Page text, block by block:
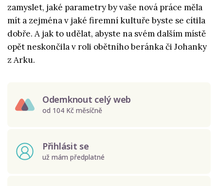
zamyslet, jaké parametry by vaše nová práce měla
mít a zejména v jaké firemní kultuře byste se cítila
dobře. A jak to udělat, abyste na svém dalším místě
opět neskončila v roli obětního beránka či Johanky
z Arku.
Odemknout celý web
od 104 Kč měsíčně
Přihlásit se
už mám předplatné